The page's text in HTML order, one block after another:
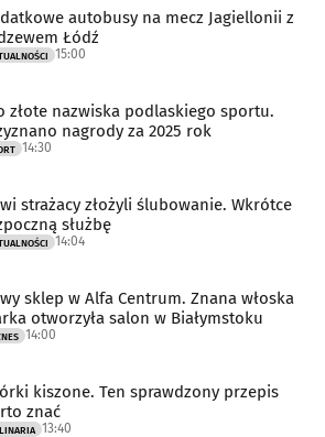
autobusy na mecz Jagiellonii z
Łódź
15:00
złote nazwiska podlaskiego sportu.
nagrody za 2025 rok
14:30
strażacy złożyli ślubowanie. Wkrótce
służbę
14:04
sklep w Alfa Centrum. Znana włoska
otworzyła salon w Białymstoku
14:00
kiszone. Ten sprawdzony przepis
znać
13:40